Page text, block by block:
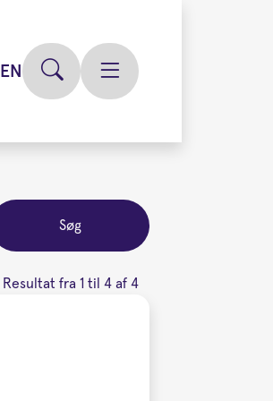
EN
Søg
Resultat fra 1 til 4 af 4